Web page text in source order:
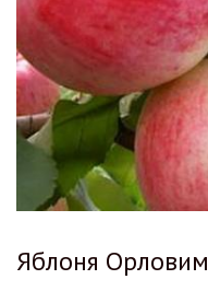
Яблоня Орловим